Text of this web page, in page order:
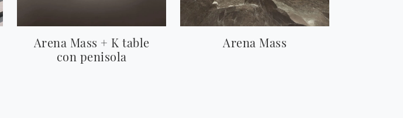
Arena Mass + K table
con penisola
Arena Mass